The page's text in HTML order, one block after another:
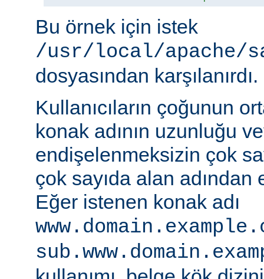
Bu örnek için istek
/usr/local/apache/
dosyasından karşılanırdı.
Kullanıcıların çoğunun
konak adının uzunluğu
endişelenmeksizin çok
çok sayıda alan
Eğer istenen konak adı